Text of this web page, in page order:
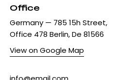
Office
Germany — 785 15h Street,
Office 478 Berlin, De 81566
View on Google Map